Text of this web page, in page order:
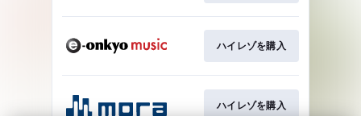
ハイレゾを購入
ハイレゾを購入